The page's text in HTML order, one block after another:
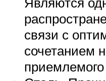
связи с
сочетанием
приемлемого